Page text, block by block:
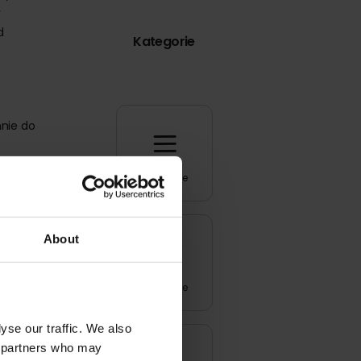
About
our traffic. We also
who may
do
Kategorie
Wszystkie
Inspiracje